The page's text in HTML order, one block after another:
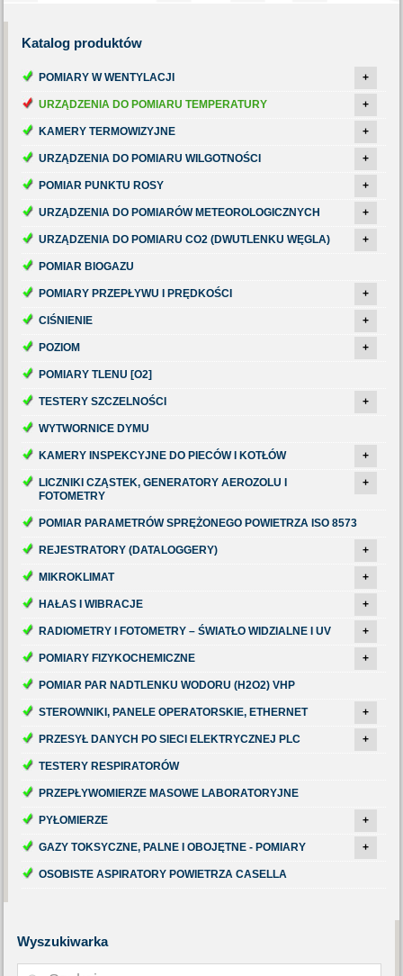
Katalog produktów
POMIARY W WENTYLACJI +
URZĄDZENIA DO POMIARU TEMPERATURY +
KAMERY TERMOWIZYJNE +
URZĄDZENIA DO POMIARU WILGOTNOŚCI +
POMIAR PUNKTU ROSY +
URZĄDZENIA DO POMIARÓW METEOROLOGICZNYCH +
URZĄDZENIA DO POMIARU CO2 (DWUTLENKU WĘGLA) +
POMIAR BIOGAZU
POMIARY PRZEPŁYWU I PRĘDKOŚCI +
CIŚNIENIE +
POZIOM +
POMIARY TLENU [O2]
TESTERY SZCZELNOŚCI +
WYTWORNICE DYMU
KAMERY INSPEKCYJNE DO PIECÓW I KOTŁÓW +
LICZNIKI CZĄSTEK, GENERATORY AEROZOLU I
FOTOMETRY
+
POMIAR PARAMETRÓW SPRĘŻONEGO POWIETRZA ISO 8573
REJESTRATORY (DATALOGGERY) +
MIKROKLIMAT +
HAŁAS I WIBRACJE +
RADIOMETRY I FOTOMETRY – ŚWIATŁO WIDZIALNE I UV +
POMIARY FIZYKOCHEMICZNE +
POMIAR PAR NADTLENKU WODORU (H2O2) VHP
STEROWNIKI, PANELE OPERATORSKIE, ETHERNET +
PRZESYŁ DANYCH PO SIECI ELEKTRYCZNEJ PLC +
TESTERY RESPIRATORÓW
PRZEPŁYWOMIERZE MASOWE LABORATORYJNE
PYŁOMIERZE +
GAZY TOKSYCZNE, PALNE I OBOJĘTNE - POMIARY +
OSOBISTE ASPIRATORY POWIETRZA CASELLA
Wyszukiwarka